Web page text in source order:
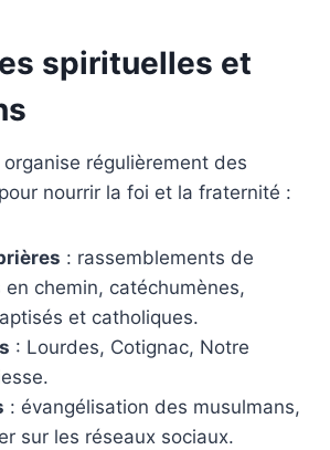
spirituelles et
régulièrement des
nourrir la foi et la fraternité :
: rassemblements de
en chemin, catéchumènes,
et catholiques.
: Lourdes, Cotignac, Notre
: évangélisation des musulmans,
sur les réseaux sociaux.